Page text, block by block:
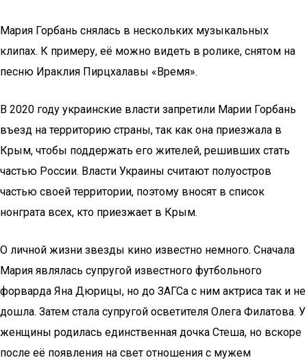
Мария Горбань снялась в нескольких музыкальных
клипах. К примеру, её можно видеть в ролике, снятом на
песню Ираклия Пирцхалавы «Время».
В 2020 году украинские власти запретили Марии Горбань
въезд на территорию страны, так как она приезжала в
Крым, чтобы поддержать его жителей, решивших стать
частью России. Власти Украины считают полуостров
частью своей территории, поэтому вносят в список
нонграта всех, кто приезжает в Крым.
О личной жизни звезды кино известно немного. Сначала
Мария являлась супругой известного футбольного
форварда Яна Дюрицы, но до ЗАГСа с ним актриса так и не
дошла. Затем стала супругой осветителя Олега Филатова. У
женщины родилась единственная дочка Стеша, но вскоре
после её появления на свет отношения с мужем